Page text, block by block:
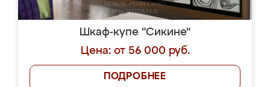
Шкаф-купе "Сикине"
Цена: от 56 000 руб.
ПОДРОБНЕЕ